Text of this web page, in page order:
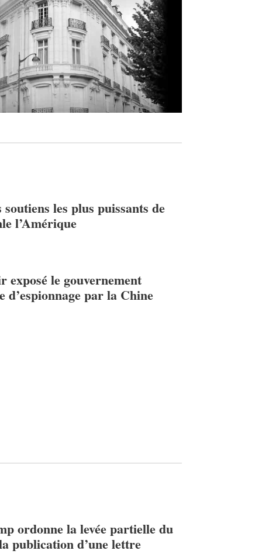
soutiens les plus puissants de
l’Amérique
exposé le gouvernement
par la Chine
ordonne la levée partielle du
publication d’une lettre